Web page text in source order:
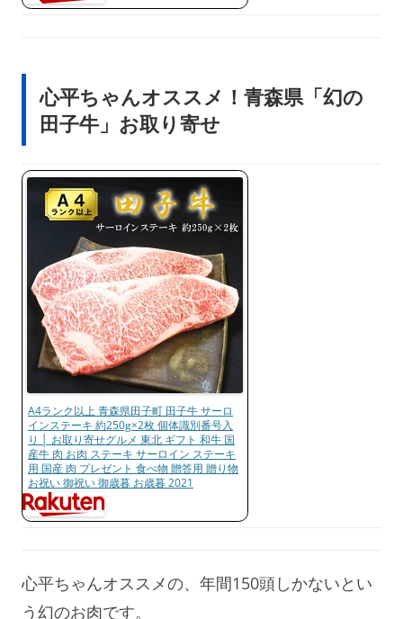
心平ちゃんオススメ！青森県「幻の
田子牛」お取り寄せ
A4ランク以上 青森県田子町 田子牛 サーロ
インステーキ 約250g×2枚 個体識別番号入
り │ お取り寄せグルメ 東北 ギフト 和牛 国
産牛 肉 お肉 ステーキ サーロイン ステーキ
用 国産 肉 プレゼント 食べ物 贈答用 贈り物
お祝い 御祝い 御歳暮 お歳暮 2021
心平ちゃんオススメの、年間150頭しかないとい
う幻のお肉です。